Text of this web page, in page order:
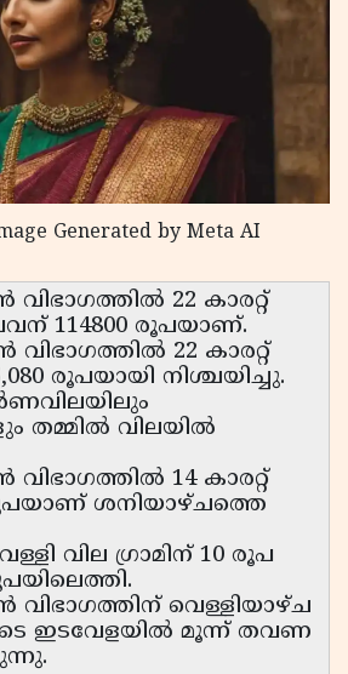
Generated by Meta AI
വിഭാഗത്തിൽ 22 കാരറ്റ്
114800 രൂപയാണ്.
വിഭാഗത്തിൽ 22 കാരറ്റ്
രൂപയായി നിശ്ചയിച്ചു.
തമ്മിൽ വിലയിൽ
വിഭാഗത്തിൽ 14 കാരറ്റ്
ശനിയാഴ്ചത്തെ
വില ഗ്രാമിന് 10 രൂപ
വിഭാഗത്തിന് വെള്ളിയാഴ്ച
ഇടവേളയിൽ മൂന്ന് തവണ